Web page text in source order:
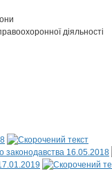
діяльності
законодавства 16.05.2018